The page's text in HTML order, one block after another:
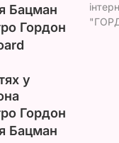
Бацман
Гордон
у
Гордон
Бацман